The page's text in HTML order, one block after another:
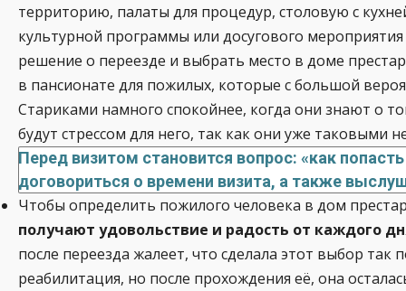
территорию, палаты для процедур, столовую с
культурной программы или досугового
решение о переезде и выбрать место в доме
в пансионате для пожилых, которые с большой
Стариками намного спокойнее, когда они знают о
будут стрессом для него, так как они уже таковыми
Перед визитом становится вопрос: «как
договориться о времени визита, а также
Чтобы определить пожилого человека в дом
получают удовольствие и радость от каждого
после переезда жалеет, что сделала этот выбор
реабилитация, но после прохождения её, она